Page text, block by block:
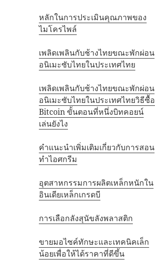
หลักในการประเมินคุณภาพของ
ไมโครไพล์
เพลิดเพลินกับช้างไทยขณะพักผ่อน
อนิเมะซับไทยในประเทศไทย
เพลิดเพลินกับช้างไทยขณะพักผ่อน
อนิเมะซับไทยในประเทศไทยวิธีซื้อ
Bitcoin ขั้นตอนที่หนึ่งบิทคอยน์
เล่นยังไง
คำแนะนำเพิ่มเติมเกี่ยวกับการสอน
ทำไอศกรีม
อุตสาหกรรมการผลิตเหล็กหนักใน
อินเดียเหล็กเกรดบี
การเลือกลังสุนัขลังพลาสติก
ขายมอไซค์ทักษะและเทคนิคเล็ก
น้อยเพื่อให้ได้ราคาที่ดีขึ้น